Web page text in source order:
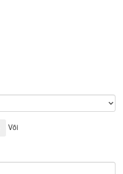
Või